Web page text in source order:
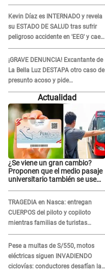
Kevin Díaz es INTERNADO y revela
su ESTADO DE SALUD tras sufrir
peligroso accidente en 'EEG' y caer
desde altura de ocho metros
¡GRAVE DENUNCIA! Excantante de
La Bella Luz DESTAPA otro caso de
presunto acoso y pide
PROTECCIÓN por temor a
represalias: "Yo siempre..."
Actualidad
¿Se viene un gran cambio?
Proponen que el medio pasaje
universitario también se use
TRAGEDIA en Nasca: entregan
CUERPOS del piloto y copiloto
mientras familias de turistas
esperan identificación
Pese a multas de S/550, motos
eléctricas siguen INVADIENDO
ciclovías: conductores desafían las